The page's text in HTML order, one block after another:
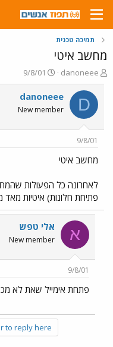
תמיכה טכנית
מחשב איטי
פ
ו
ת
ח
ה
ש
א
danoneee
פ
ו
ר
ם
9/8/01
D
danoneee
New member
9/8/01
מחשב איטי
לאחרונה כל הפעולות
פתיחת חלונות) איטיות
א אלי טפש
New member
9/8/01
פתחת אימייל שאת לא
to reply here.